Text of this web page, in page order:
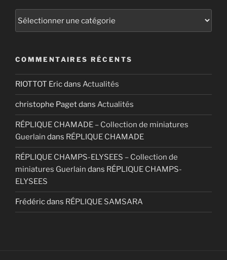
COMMENTAIRES RÉCENTS
RIOTTOT Ericdans Actualités
christophe Pagetdans Actualités
RÉPLIQUE CHAMADE – Collection de miniatures
Guerlain dans RÉPLIQUE CHAMADE
RÉPLIQUE CHAMPS-ELYSEES – Collection de
miniatures Guerlain dans RÉPLIQUE CHAMPS-
ELYSEES
Frédéricdans RÉPLIQUE SAMSARA